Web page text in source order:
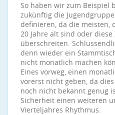
So haben wir zum Beispiel
zukünftig die
definieren, da die meisten,
20 Jahre alt sind oder
überschreiten.
denn wieder ein
nicht monatlich machen
Eines vorweg, einen
vorerst nicht geben, da
noch nicht bekannt genug
Sicherheit einen weiteren
Vierteljahres Rhythmus.